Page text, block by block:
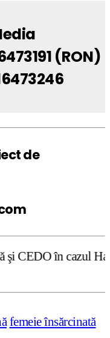
(RON)
de
Handyside
femeie însărcinată